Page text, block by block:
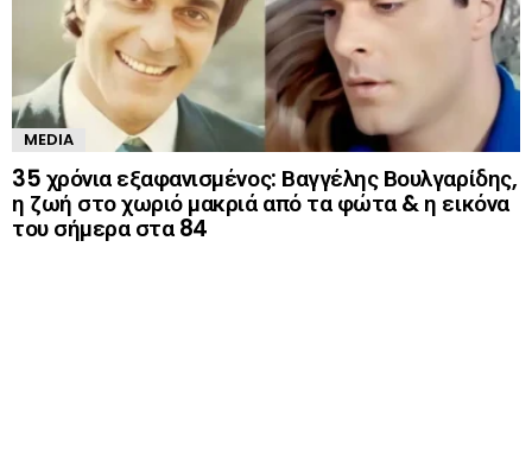
MEDIA
35 χρόνια εξαφανισμένος: Βαγγέλης Βουλγαρίδης,
η ζωή στο χωριό μακριά από τα φώτα & η εικόνα
του σήμερα στα 84